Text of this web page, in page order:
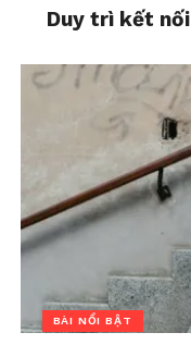
Duy trì kết
BÀI NỔI BẬT